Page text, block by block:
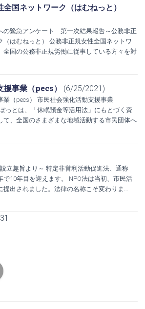
国ネットワーク（はむねっと）
の緊急アンケート 第一次結果報告～公務非正
（はむねっと） 公務非正規女性全国ネットワ
全国の公務非正規労働に従事している方々を対
事業（pecs） (6/25/2021)
業（pecs） 市民社会強化活動支援事業
っとは、「休眠預金等活用法」にもとづく資
て、全国のさまざまな地域活動する市民団体へ
立趣旨より～ 特定非営利活動促進法、通称
で10年目を迎えます。 NPO法は当初、市民活
提出されました。法律の名称こそ変わりま…
31